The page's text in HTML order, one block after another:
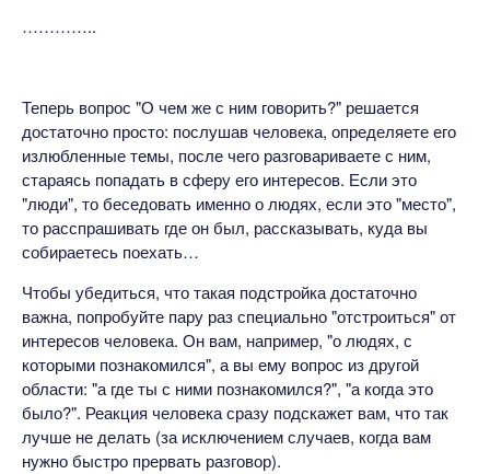
…………..
Теперь вопрос "О чем же с ним говорить?" решается
достаточно просто: послушав человека, определяете его
излюбленные темы, после чего разговариваете с ним,
стараясь попадать в сферу его интересов. Если это
"люди", то беседовать именно о людях, если это "место",
то расспрашивать где он был, рассказывать, куда вы
собираетесь поехать…
Чтобы убедиться, что такая подстройка достаточно
важна, попробуйте пару раз специально "отстроиться" от
интересов человека. Он вам, например, "о людях, с
которыми познакомился", а вы ему вопрос из другой
области: "а где ты с ними познакомился?", "а когда это
было?". Реакция человека сразу подскажет вам, что так
лучше не делать (за исключением случаев, когда вам
нужно быстро прервать разговор).